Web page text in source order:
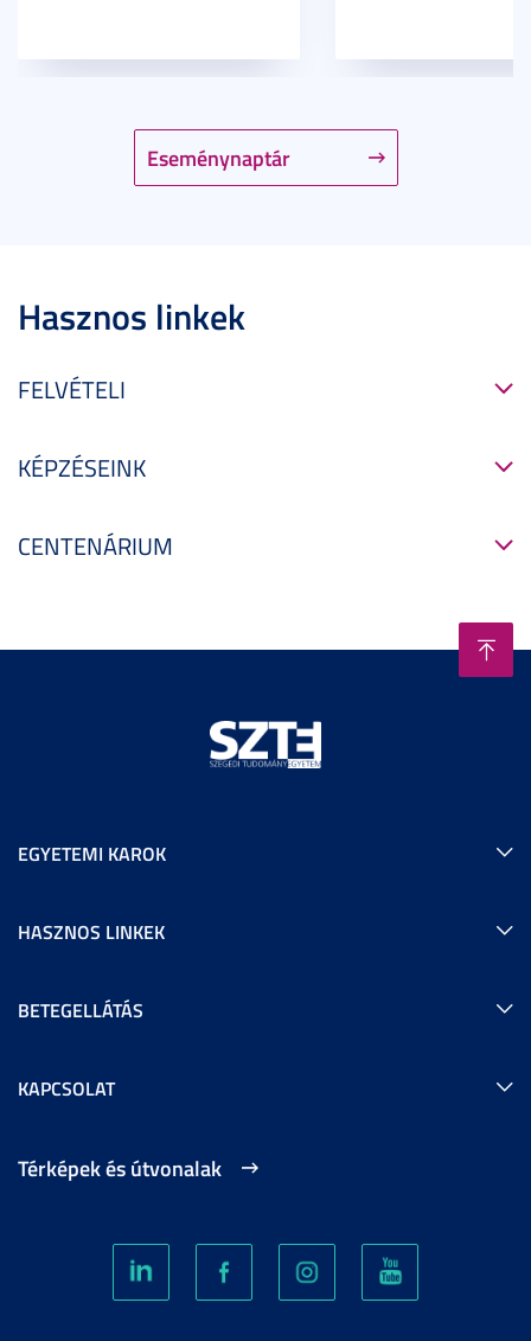
Eseménynaptár
Hasznos linkek
FELVÉTELI
KÉPZÉSEINK
CENTENÁRIUM
EGYETEMI KAROK
HASZNOS LINKEK
BETEGELLÁTÁS
KAPCSOLAT
Térképek és útvonalak